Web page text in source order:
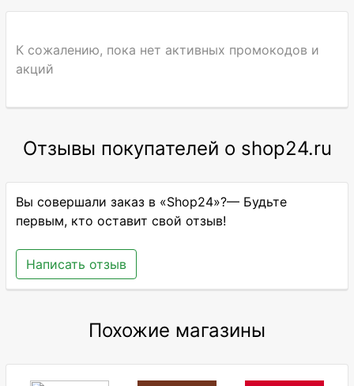
К сожалению, пока нет активных промокодов и
акций
Отзывы покупателей о shop24.ru
Вы совершали заказ в «Shop24»?— Будьте
первым, кто оставит свой отзыв!
Написать отзыв
Похожие магазины